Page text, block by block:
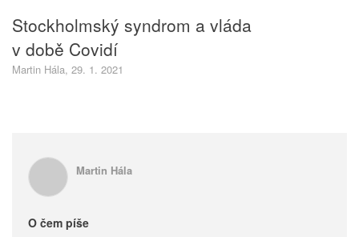
Stockholmský syndrom a vláda
v době Covidí
Martin Hála, 29. 1. 2021
Martin Hála
O čem píše